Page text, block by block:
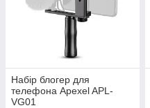
Набір блогер для
телефона Apexel APL-
VG01